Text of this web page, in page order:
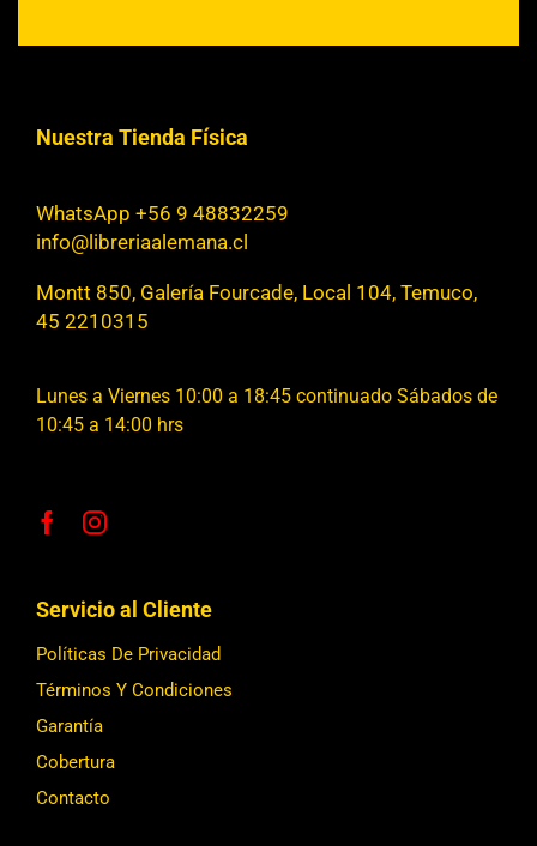
Nuestra Tienda Física
WhatsApp +56 9 48832259
info@libreriaalemana.cl
Montt 850, Galería Fourcade, Local 104, Temuco,
45 2210315
Lunes a Viernes 10:00 a 18:45 continuado Sábados de
10:45 a 14:00 hrs
Servicio al Cliente
Políticas De Privacidad
Términos Y Condiciones
Garantía
Cobertura
Contacto